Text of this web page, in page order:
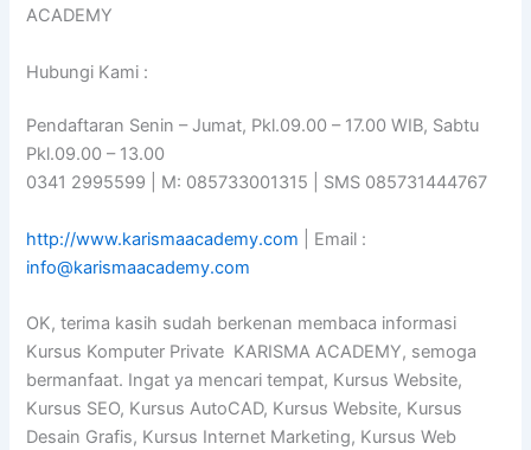
ACADEMY
Hubungi Kami :
Pendaftaran Senin – Jumat, Pkl.09.00 – 17.00 WIB, Sabtu
Pkl.09.00 – 13.00
0341 2995599 | M: 085733001315 | SMS 085731444767
http://www.karismaacademy.com | Email :
info@karismaacademy.com
OK, terima kasih sudah berkenan membaca informasi
Kursus Komputer Private KARISMA ACADEMY, semoga
bermanfaat. Ingat ya mencari tempat, Kursus Website,
Kursus SEO, Kursus AutoCAD, Kursus Website, Kursus
Desain Grafis, Kursus Internet Marketing, Kursus Web